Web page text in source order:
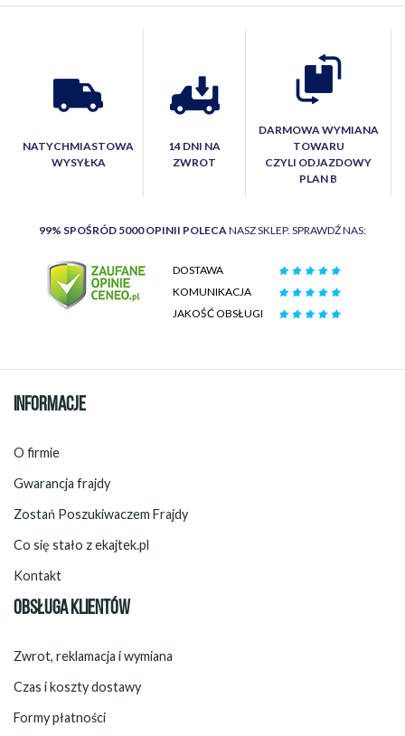
NATYCHMIASTOWA
WYSYŁKA
14 DNI NA
ZWROT
DARMOWA WYMIANA
TOWARU
CZYLI ODJAZDOWY
PLAN B
99% SPOŚRÓD 5000 OPINII POLECA NASZ SKLEP. SPRAWDŹ NAS:
DOSTAWA
KOMUNIKACJA
JAKOŚĆ OBSŁUGI
INFORMACJE
O firmie
Gwarancja frajdy
Zostań Poszukiwaczem Frajdy
Co się stało z ekajtek.pl
Kontakt
OBSŁUGA KLIENTÓW
Zwrot, reklamacja i wymiana
Czas i koszty dostawy
Formy płatności